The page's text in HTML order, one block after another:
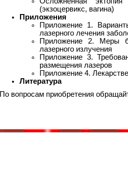
(экзоцервикс, вагина)
Приложения
Приложение 1.
лазерного лечения
Приложение 2. Меры
лазерного излучения
Приложение 3.
размещения лазеров
Приложение 4.
Литература
По вопросам приобретения